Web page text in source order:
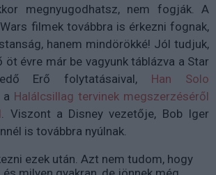
megnyugodhatsz, nem fogják. A
filmek továbbra is érkezni fognak,
hanem mindörökké! Jól tudjuk,
öt évre már be vagyunk táblázva a Star
Erő folytatásaival, Han Solo
a Halálcsillag tervinek megszerzéséről
. Viszont a Disney vezetője, Bob Iger
is továbbra nyúlnak.
ezek után. Azt nem tudom, hogy